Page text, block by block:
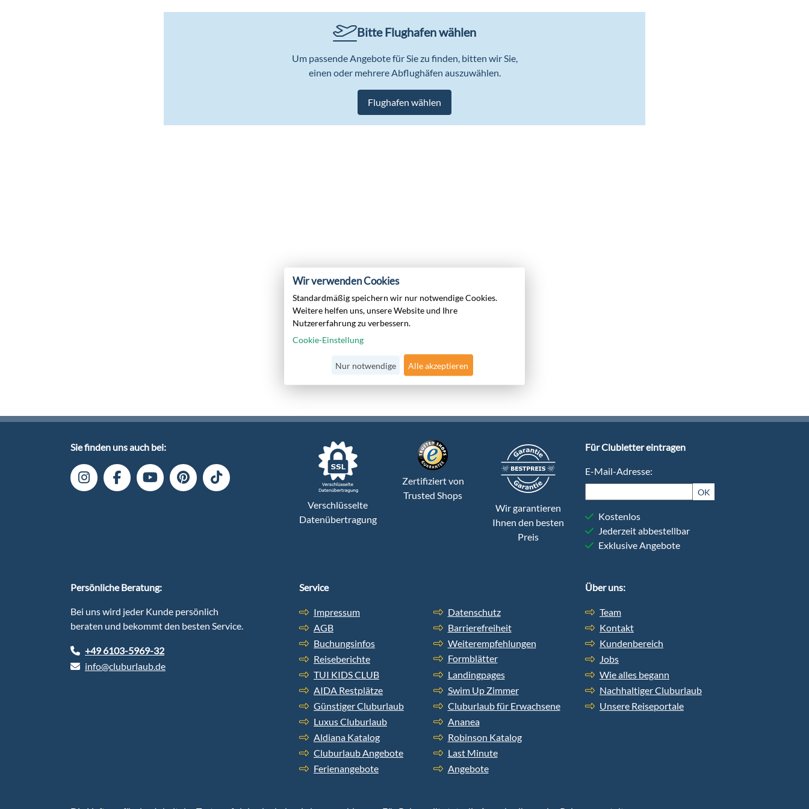
Bitte Flughafen wählen
Um passende Angebote für Sie zu finden, bitten wir Sie,
einen oder mehrere Abflughäfen auszuwählen.
Flughafen wählen
Sie finden uns auch bei:
Verschlüsselte
Datenübertragung
Zertifiziert von
Trusted Shops
Wir garantieren
Ihnen den besten
Preis
Für Clubletter eintragen
E-Mail-Adresse:
OK
Kostenlos
Jederzeit abbestellbar
Exklusive Angebote
Persönliche Beratung:
Bei uns wird jeder Kunde persönlich
beraten und bekommt den besten Service.
+49 6103-5969-32
info@cluburlaub.de
Service
Impressum
Datenschutz
AGB
Barrierefreiheit
Buchungsinfos
Weiterempfehlungen
Reiseberichte
Formblätter
TUI KIDS CLUB
Landingpages
AIDA Restplätze
Swim Up Zimmer
Günstiger Cluburlaub
Cluburlaub für Erwachsene
Luxus Cluburlaub
Ananea
Aldiana Katalog
Robinson Katalog
Cluburlaub Angebote
Last Minute
Ferienangebote
Angebote
Über uns:
Team
Kontakt
Kundenbereich
Jobs
Wie alles begann
Nachhaltiger Cluburlaub
Unsere Reiseportale
Wir verwenden Cookies
Standardmäßig speichern wir nur notwendige Cookies.
Weitere helfen uns, unsere Website und Ihre
Nutzererfahrung zu verbessern.
Cookie-Einstellung
Nur notwendige Alle akzeptieren